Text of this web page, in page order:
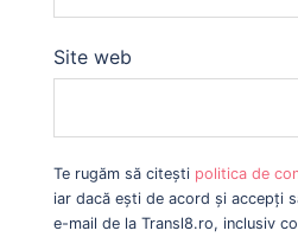
Site web
Te rugăm să citești politica de
iar dacă ești de acord și accepți
e-mail de la Transl8.ro, inclusiv